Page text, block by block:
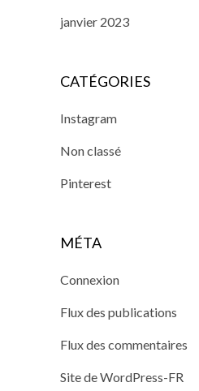
janvier 2023
CATÉGORIES
Instagram
Non classé
Pinterest
MÉTA
Connexion
Flux des publications
Flux des commentaires
Site de WordPress-FR